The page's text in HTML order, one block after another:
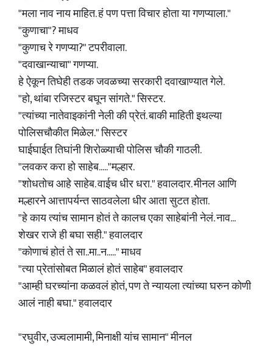
"मला नाव नाय माहित. हं पण पत्ता विचार होता या गणप्याला."
"कुणाचा"? माधव
"कुणाच रे गणप्या?" टपरीवाला.
"दवाखान्याचा" गणप्या.
हे ऐकून तिघेही तडक जवळच्या सरकारी दवाखाण्यात गेले.
"हो, थांबा रजिस्टर बघून सांगते." सिस्टर.
"त्यांच्या नातेवाइकांनी नेली की प्रेतं. बाकी माहिती इथल्या
पोलिसचौकीत मिळेल." सिस्टर
घाईघाईत तिघांनी शिरोळ्याची पोलिस चौकी गाठली.
"लवकर करा हो साहेब....."मल्हार.
"शोधतोच आहे साहेब. वाईच धीर धरा." हवालदार. मीनल आणि
मल्हारने आत्तापर्यन्त साठवलेला धीर आता सुटत होता.
"हे काय त्यांच सामान होतं ते कालच एका साहेबांनी नेलं. नाव...
शेखर राजे ही बघा सही." हवालदार
"कोणाचं होतं ते सा..मा..न....." माधव
"त्या प्रेतांसोबत मिळालं होतं साहेब" हवालदार
"आम्ही घरच्यांना कळवलं होतं, पण ते न्यायला त्यांच्या घरुन कोणी
आलं नाही बघा." हवालदार
"रघुवीर, उज्वलामामी, मिनाक्षी यांच सामान" मीनल